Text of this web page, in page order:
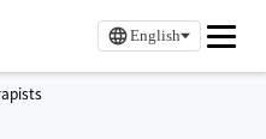
English